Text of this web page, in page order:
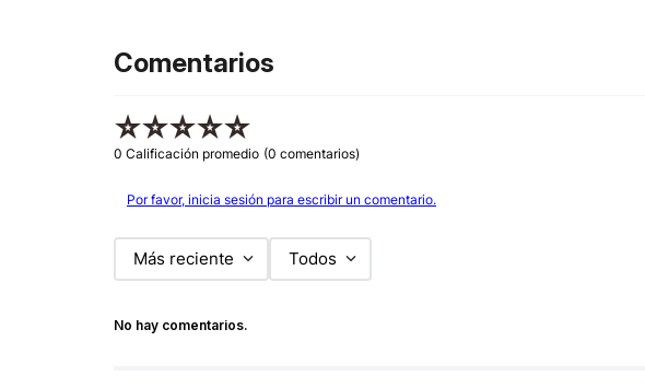
Comentarios
☆☆☆☆☆
0 Calificación promedio (0 comentarios)
Por favor, inicia sesión para escribir un comentario.
Más reciente Todos
No hay comentarios.